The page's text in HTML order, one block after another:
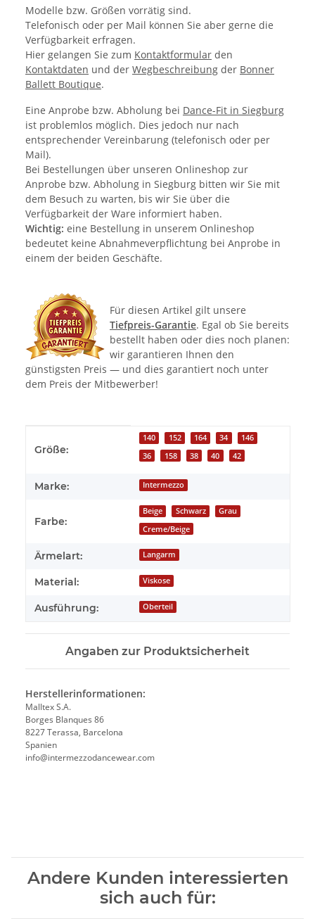
Modelle bzw. Größen vorrätig sind.
Telefonisch oder per Mail können Sie aber gerne die
Verfügbarkeit erfragen.
Hier gelangen Sie zum Kontaktformular den
Kontaktdaten und der Wegbeschreibung der Bonner
Ballett Boutique.
Eine Anprobe bzw. Abholung bei Dance-Fit in Siegburg
ist problemlos möglich. Dies jedoch nur nach
entsprechender Vereinbarung (telefonisch oder per
Mail).
Bei Bestellungen über unseren Onlineshop zur
Anprobe bzw. Abholung in Siegburg bitten wir Sie mit
dem Besuch zu warten, bis wir Sie über die
Verfügbarkeit der Ware informiert haben.
Wichtig: eine Bestellung in unserem Onlineshop
bedeutet keine Abnahmeverpflichtung bei Anprobe in
einem der beiden Geschäfte.
Für diesen Artikel gilt unsere
Tiefpreis-Garantie. Egal ob Sie bereits
bestellt haben oder dies noch planen:
wir garantieren Ihnen den
günstigsten Preis — und dies garantiert noch unter
dem Preis der Mitbewerber!
Größe:
140 152 164 34
146
36
158 38 40 42
Marke: Intermezzo
Farbe:
Beige Schwarz
Grau
Creme/Beige
Ärmelart: Langarm
Material: Viskose
Ausführung: Oberteil
Angaben zur Produktsicherheit
Herstellerinformationen:
Malltex S.A.
Borges Blanques 86
8227 Terassa, Barcelona
Spanien
info@intermezzodancewear.com
Andere Kunden interessierten
sich auch für: